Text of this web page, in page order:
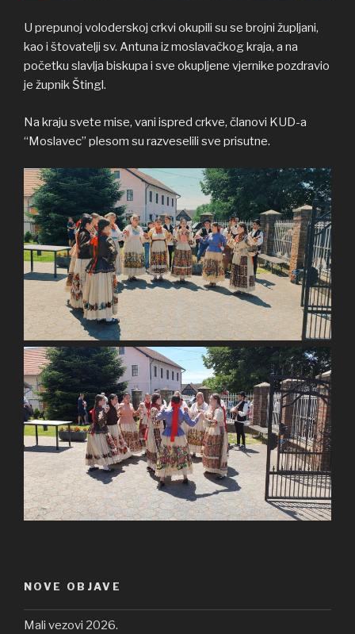
U prepunoj voloderskoj crkvi okupili su se brojni župljani,
kao i štovatelji sv. Antuna iz moslavačkog kraja, a na
početku slavlja biskupa i sve okupljene vjernike pozdravio
je župnik Štingl.
Na kraju svete mise, vani ispred crkve, članovi KUD-a
“Moslavec” plesom su razveselili sve prisutne.
NOVE OBJAVE
Mali vezovi 2026.